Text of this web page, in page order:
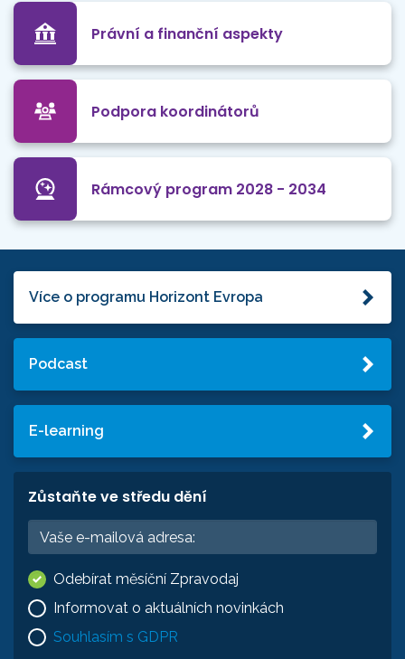
Právní a finanční aspekty
Podpora koordinátorů
Rámcový program 2028 - 2034
Více o programu Horizont Evropa
Podcast
E-learning
Zůstaňte ve středu dění
Odebírat měsíční Zpravodaj
Informovat o aktuálních novinkách
Souhlasím s GDPR